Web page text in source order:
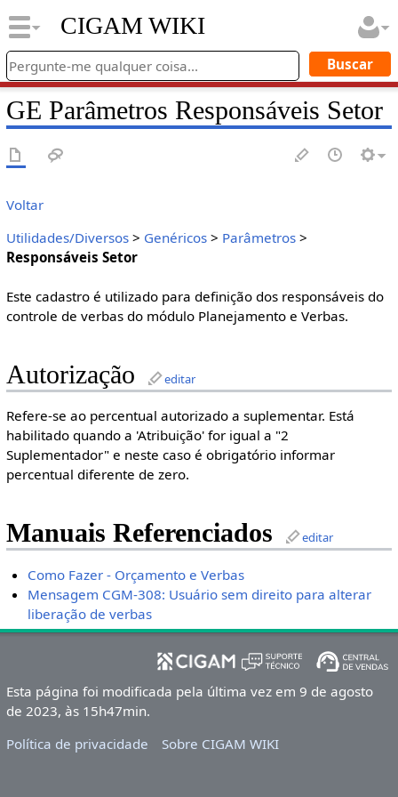
CIGAM WIKI
GE Parâmetros Responsáveis Setor
Voltar
Utilidades/Diversos> Genéricos> Parâmetros>
Responsáveis Setor
Este cadastro é utilizado para definição dos responsáveis do
controle de verbas do módulo Planejamento e Verbas.
Autorização editar
Refere-se ao percentual autorizado a suplementar. Está
habilitado quando a 'Atribuição' for igual a "2
Suplementador" e neste caso é obrigatório informar
percentual diferente de zero.
Manuais Referenciados editar
Como Fazer - Orçamento e Verbas
Mensagem CGM-308: Usuário sem direito para alterar
liberação de verbas
Esta página foi modificada pela última vez em 9 de agosto
de 2023, às 15h47min.
Política de privacidade
Sobre CIGAM WIKI